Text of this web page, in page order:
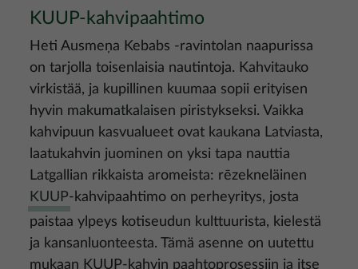
KUUP-kahvipaahtimo
Heti Ausmeņa Kebabs -ravintolan naapurissa
on tarjolla toisenlaisia nautintoja. Kahvitauko
virkistää, ja kupillinen kuumaa sopii erityisen
hyvin makumatkalaisen piristykseksi. Vaikka
kahvipuun kasvualueet ovat kaukana Latviasta,
laatukahvin juominen on yksi tapa nauttia
Latgallian rikkaista aromeista: rēzekneläinen
KUUP-kahvipaahtimo on perheyritys, josta
paistaa ylpeys kotiseudun kulttuurista, kielestä
ja kansanluonteesta. Tämä asenne on uutettu
mukaan KUUP-kahvin paahtoprosessiin ja itse